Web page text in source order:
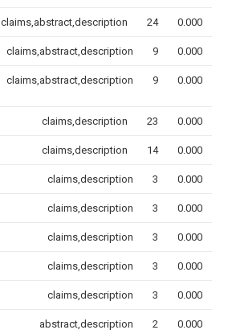
claims,abstract,description 24 0.000
claims,abstract,description 9 0.000
claims,abstract,description 9 0.000
claims,description 23 0.000
claims,description 14 0.000
claims,description 3 0.000
claims,description 3 0.000
claims,description 3 0.000
claims,description 3 0.000
claims,description 3 0.000
abstract,description 2 0.000